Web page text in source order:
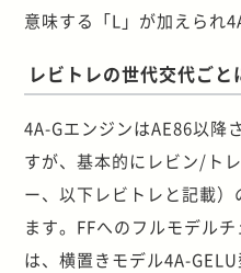
意味する「L」が加えられ
レビトレの世代交代ごと
4A-GエンジンはAE86以降
すが、基本的にレビン/ト
ー、以下レビトレと記載
ます。FFへのフルモデル
は、横置きモデル4A-